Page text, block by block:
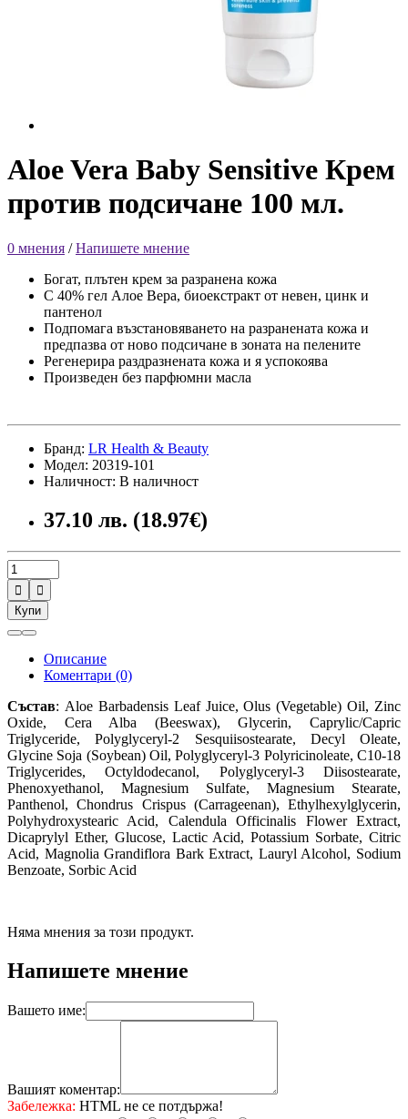
Aloe Vera Baby Sensitive Крем
против подсичане 100 мл.
0 мнения /Напишете мнение
Богат, плътен крем за разранена кожа
С 40% гел Алое Вера, биоекстракт от невен, цинк и
пантенол
Подпомага възстановяването на разранената кожа и
предпазва от ново подсичане в зоната на пелените
Регенерира раздразнената кожа и я успокоява
Произведен без парфюмни масла
Бранд: LR Health & Beauty
Модел: 20319-101
Наличност: В наличност
37.10 лв. (18.97€)


Купи
Описание
Коментари (0)
Състав: Aloe Barbadensis Leaf Juice, Olus (Vegetable) Oil, Zinc
Oxide, Cera Alba (Beeswax), Glycerin, Caprylic/Capric
Triglyceride, Polyglyceryl-2 Sesquiisostearate, Decyl Oleate,
Glycine Soja (Soybean) Oil, Polyglyceryl-3 Polyricinoleate, C10-18
Triglycerides, Octyldodecanol, Polyglyceryl-3 Diisostearate,
Phenoxyethanol, Magnesium Sulfate, Magnesium Stearate,
Panthenol, Chondrus Crispus (Carrageenan), Ethylhexylglycerin,
Polyhydroxystearic Acid, Calendula Officinalis Flower Extract,
Dicaprylyl Ether, Glucose, Lactic Acid, Potassium Sorbate, Citric
Acid, Magnolia Grandiflora Bark Extract, Lauryl Alcohol, Sodium
Benzoate, Sorbic Acid
Няма мнения за този продукт.
Напишете мнение
Вашето име:
Вашият коментар:
Забележка: HTML не се потдържа!